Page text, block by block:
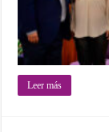
Leer más